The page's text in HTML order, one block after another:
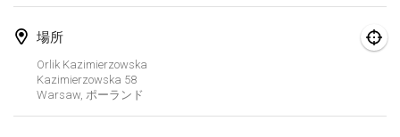
場所
Orlik Kazimierzowska
Kazimierzowska 58
Warsaw, ポーランド
2021年3月6日|フランス
中止
2021年3月20日|
2021年4月